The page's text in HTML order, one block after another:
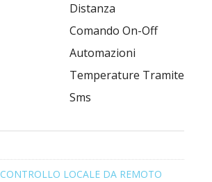
Distanza
Comando On-Off
Automazioni
Temperature Tramite
Sms
CONTROLLO LOCALE DA REMOTO